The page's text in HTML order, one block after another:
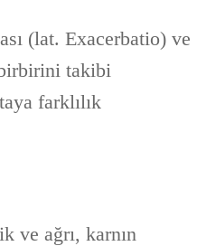
(lat. Exacerbatio) ve
takibi
farklılık
ve ağrı, karnın